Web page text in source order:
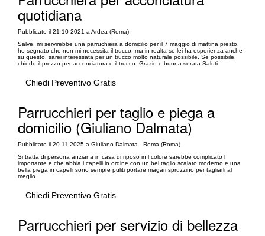
quotidiana
Pubblicato il 21-10-2021 a Ardea (Roma)
Salve, mi servirebbe una parruchiera a domicilio per il 7 maggio di mattina presto,
ho segnato che non mi necessita il trucco, ma in realta se lei ha esperienza anche
su questo, sarei interessata per un trucco molto naturale possibile. Se possibile,
chiedo il prezzo per acconciatura e il trucco. Grazie e buona serata Saluti
Chiedi Preventivo Gratis
Parrucchieri per taglio e piega a
domicilio (Giuliano Dalmata)
Pubblicato il 20-11-2025 a Giuliano Dalmata - Roma (Roma)
Si tratta di persona anziana in casa di riposo in l colore sarebbe complicato l
importante e che abbia i capelli in ordine con un bel taglio scalato moderno e una
bella piega in capelli sono sempre puliti portare magari spruzzino per tagliarli al
meglio
Chiedi Preventivo Gratis
Parrucchieri per servizio di bellezza